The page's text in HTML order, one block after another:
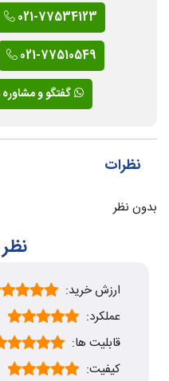
021-77534123
021-77510549
گفتگو و
نظرات
بدون نظر
ارزش خرید:
عملکرد:
قابلیت ها:
کیفیت: